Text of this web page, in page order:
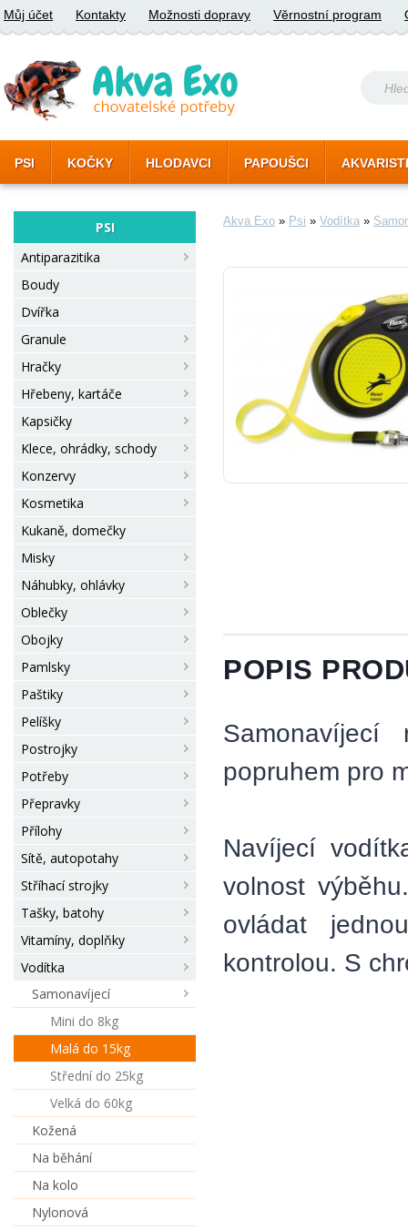
Můj účet Kontakty Možnosti dopravy Věrnostní program
PSI KOČKY HLODAVCI PAPOUŠCI
PSI
Antiparazitika
Boudy
Dvířka
Granule
Hračky
Hřebeny, kartáče
Kapsičky
Klece, ohrádky, schody
Konzervy
Kosmetika
Kukaně, domečky
Misky
Náhubky, ohlávky
Oblečky
Obojky
Pamlsky
Paštiky
Pelíšky
Postrojky
Potřeby
Přepravky
Přílohy
Sítě, autopotahy
Stříhací strojky
Tašky, batohy
Vitamíny, doplňky
Vodítka
Samonavíjecí
Mini do 8kg
Malá do 15kg
Střední do 25kg
Velká do 60kg
Kožená
Na běhání
Na kolo
Nylonová
Akva Exo » Psi » Vodítka »
POPIS
popruhem pro
Navíjecí
volnost
ovládat
kontrolou. S